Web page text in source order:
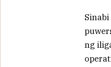
ng